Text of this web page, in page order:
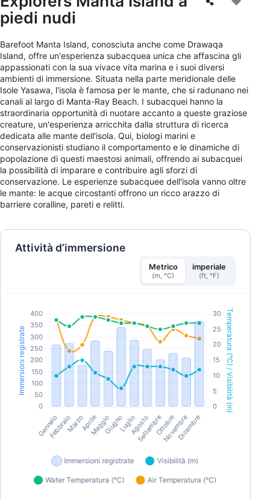
piedi nudi
Barefoot Manta Island, conosciuta anche come Drawaqa
Island, offre un'esperienza subacquea unica che affascina gli
appassionati con la sua vivace vita marina e i suoi diversi
ambienti di immersione. Situata nella parte meridionale delle
Isole Yasawa, l'isola è famosa per le mante, che si radunano nei
canali al largo di Manta-Ray Beach. I subacquei hanno la
straordinaria opportunità di nuotare accanto a queste graziose
creature, un'esperienza arricchita dalla struttura di ricerca
dedicata alle mante dell'isola. Qui, biologi marini e
conservazionisti studiano il comportamento e le dinamiche di
popolazione di questi maestosi animali, offrendo ai subacquei
la possibilità di imparare e contribuire agli sforzi di
conservazione. Le esperienze subacquee dell'isola vanno oltre
le mante: le acque circostanti offrono un ricco arazzo di
barriere coralline, pareti e relitti.
Attività d’immersione
Metrico
(m, °C)
imperiale
(ft, °F)